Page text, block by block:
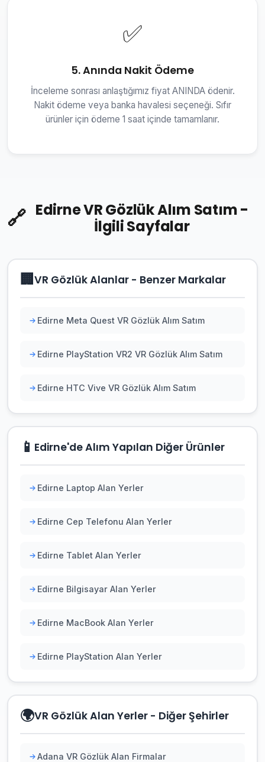
✅
5. Anında Nakit Ödeme
İnceleme sonrası anlaştığımız fiyat ANINDA ödenir.
Nakit ödeme veya banka havalesi seçeneği. Sıfır
ürünler için ödeme 1 saat içinde tamamlanır.
🔗 Edirne VR Gözlük Alım Satım -
İlgili Sayfalar
🏢VR Gözlük Alanlar - Benzer Markalar
Edirne Meta Quest VR Gözlük Alım Satım
Edirne PlayStation VR2 VR Gözlük Alım Satım
Edirne HTC Vive VR Gözlük Alım Satım
📱 Edirne'de Alım Yapılan Diğer Ürünler
Edirne Laptop Alan Yerler
Edirne Cep Telefonu Alan Yerler
Edirne Tablet Alan Yerler
Edirne Bilgisayar Alan Yerler
Edirne MacBook Alan Yerler
Edirne PlayStation Alan Yerler
🌍VR Gözlük Alan Yerler - Diğer Şehirler
Adana VR Gözlük Alan Firmalar